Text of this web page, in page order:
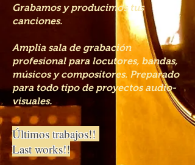
Grabamos y producimos tus
canciones.
Amplia sala de grabación
profesional para locutores, bandas,
músicos y compositores. Preparado
para todo tipo de proyectos audio-
visuales.
Últimos trabajos!!
Last works!!